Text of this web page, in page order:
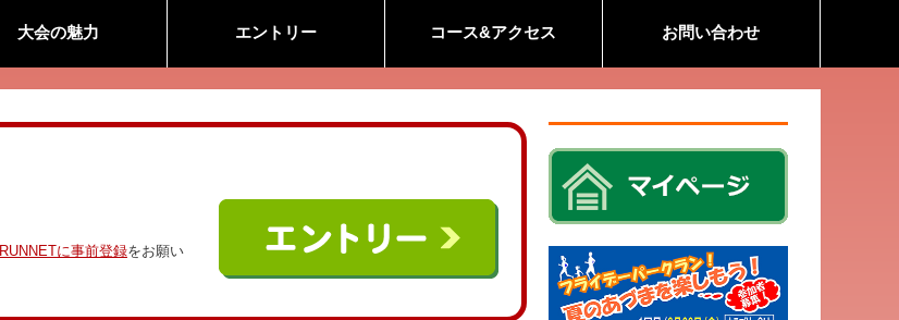
大会の魅力 エントリー コース&アクセス お問い合わせ
RUNNETに事前登録をお願い